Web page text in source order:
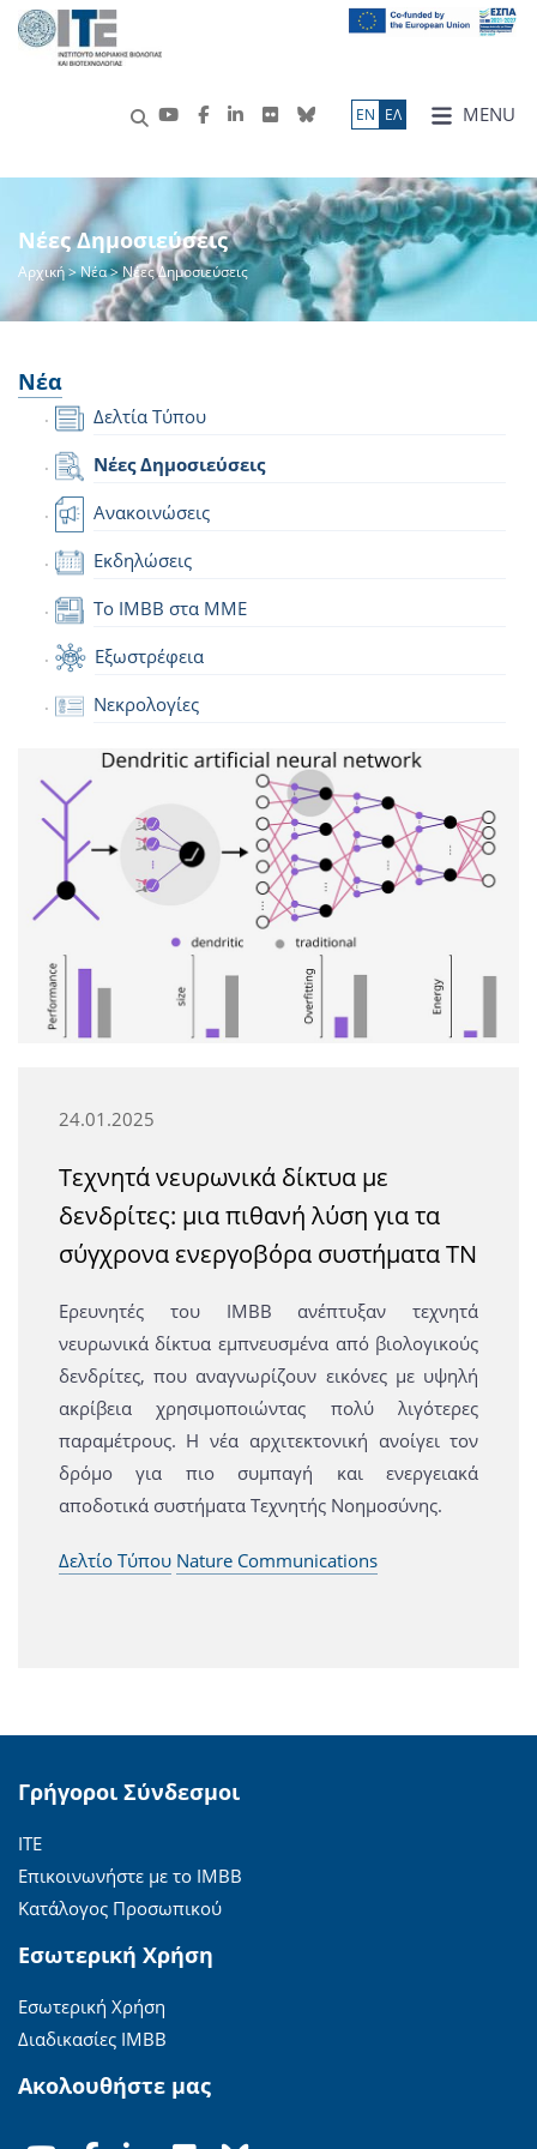
MENU
ΕN ΕΛ
Νέες Δημοσιεύσεις
Αρχική>Νέα> Νέες Δημοσιεύσεις
Νέα
Δελτία Τύπου
Νέες Δημοσιεύσεις
Ανακοινώσεις
Εκδηλώσεις
Το IMBB στα ΜΜΕ
Εξωστρέφεια
Νεκρολογίες
24.01.2025
Τεχνητά νευρωνικά δίκτυα με
δενδρίτες: μια πιθανή λύση για τα
σύγχρονα ενεργοβόρα συστήματα TN
Ερευνητές του ΙΜΒΒ ανέπτυξαν τεχνητά
νευρωνικά δίκτυα εμπνευσμένα από βιολογικούς
δενδρίτες, που αναγνωρίζουν εικόνες με υψηλή
ακρίβεια χρησιμοποιώντας πολύ λιγότερες
παραμέτρους. Η νέα αρχιτεκτονική ανοίγει τον
δρόμο για πιο συμπαγή και ενεργειακά
αποδοτικά συστήματα Τεχνητής Νοημοσύνης.
Δελτίο Τύπου Nature Communications
Γρήγοροι Σύνδεσμοι
ΙΤΕ
Επικοινωνήστε με το ΙΜΒΒ
Κατάλογος Προσωπικού
Εσωτερική Χρήση
Εσωτερική Χρήση
Διαδικασίες ΙΜΒΒ
Ακολουθήστε μας